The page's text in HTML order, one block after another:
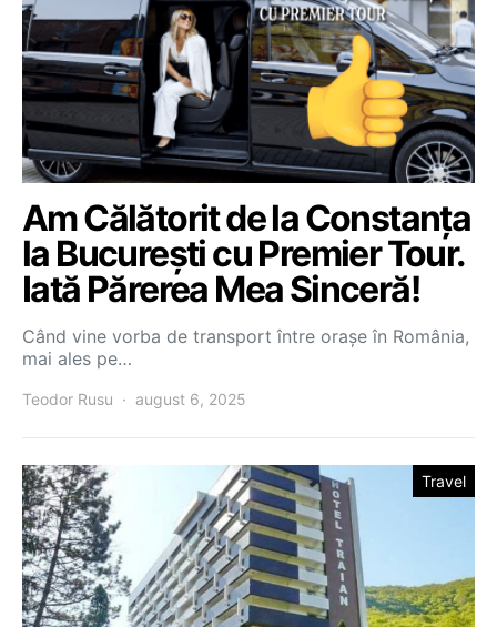
Am Călătorit de la Constanța
la București cu Premier Tour.
Iată Părerea Mea Sinceră!
Când vine vorba de transport între orașe în România,
mai ales pe…
Teodor Rusu august 6, 2025
Travel